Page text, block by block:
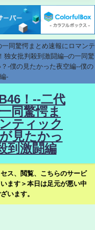
同驚愕まとめ速報にロマンテ
独女批判殺到激闘編--の一同驚
-僕の見たかった夜空編--僕の
-
！--二代
同驚愕ま
ティック
見たかっ
到激闘編
ス、閲覧、こちらのサービ
ます＞本日は足元が悪い中
います。